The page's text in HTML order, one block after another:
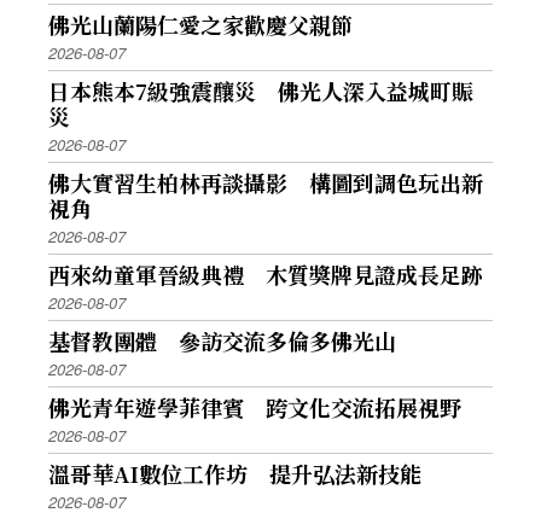
佛光山蘭陽仁愛之家歡慶父親節
2026-08-07
日本熊本7級強震釀災 佛光人深入益城町賑
災
2026-08-07
佛大實習生柏林再談攝影 構圖到調色玩出新
視角
2026-08-07
西來幼童軍晉級典禮 木質獎牌見證成長足跡
2026-08-07
基督教團體 參訪交流多倫多佛光山
2026-08-07
佛光青年遊學菲律賓 跨文化交流拓展視野
2026-08-07
溫哥華AI數位工作坊 提升弘法新技能
2026-08-07